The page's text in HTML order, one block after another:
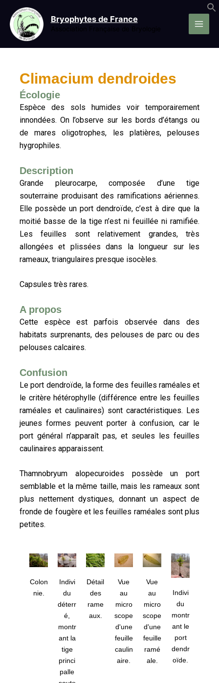
contenu
Bryophytes de France
Climacium dendroides
Écologie
Espèce des sols humides voir temporairement
innondées. On l’observe sur les bords d’étangs ou
de mares oligotrophes, les platières, pelouses
hygrophiles.
Description
Grande pleurocarpe, composée d’une tige
souterraine produisant des ramifications aériennes.
Elle possède un port dendroïde, c’est à dire que la
moitié basse de la tige n’est ni feuillée ni ramifiée.
Les feuilles sont relativement grandes, très
allongées et plissées dans la longueur sur les
rameaux, triangulaires presque isocèles.
Capsules très rares.
A propos
Cette espèce est parfois observée dans des
habitats surprenants, des pelouses de parc ou des
pelouses calcaires.
Confusion
Le port dendroïde, la forme des feuilles raméales et
le critère hétérophylle (différence entre les feuilles
raméales et caulinaires) sont caractéristiques. Les
jeunes formes peuvent porter à confusion, car le
port général n’apparaît pas, et seules les feuilles
caulinaires apparaissent.
Thamnobryum alopecuroides possède un port
semblable et la même taille, mais les rameaux sont
plus nettement dystiques, donnant un aspect de
fronde de fougère et les feuilles raméales sont plus
petites.
Colon
nie.
Indivi
du
déterr
é,
montr
ant la
tige
princi
palle
Détail
des
rame
aux.
Vue
au
micro
scope
d'une
feuille
caulin
aire.
Vue
au
micro
scope
d'une
feuille
ramé
ale.
Indivi
du
montr
ant le
port
dendr
oïde.